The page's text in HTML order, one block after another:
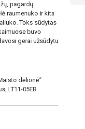
pagardų
raumenuko ir kita
Toks sūdytas
buvo
gerai užsūdytu
dėlionė“
LT11-05EB